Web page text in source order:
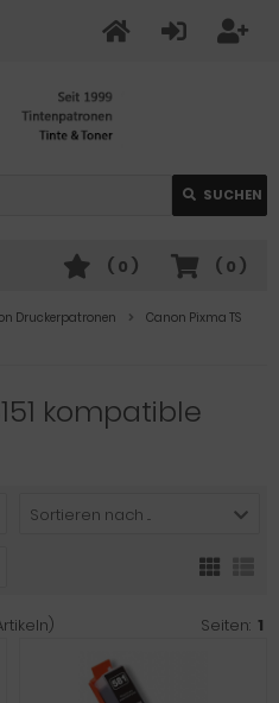
SUCHEN
( 0 )
( 0 )
Druckerpatronen
Canon Pixma TS
kompatible
Sortieren nach ...
Seiten: 1